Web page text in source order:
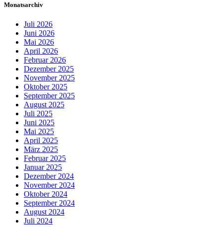
Monatsarchiv
Juli 2026
Juni 2026
Mai 2026
April 2026
Februar 2026
Dezember 2025
November 2025
Oktober 2025
September 2025
August 2025
Juli 2025
Juni 2025
Mai 2025
April 2025
März 2025
Februar 2025
Januar 2025
Dezember 2024
November 2024
Oktober 2024
September 2024
August 2024
Juli 2024